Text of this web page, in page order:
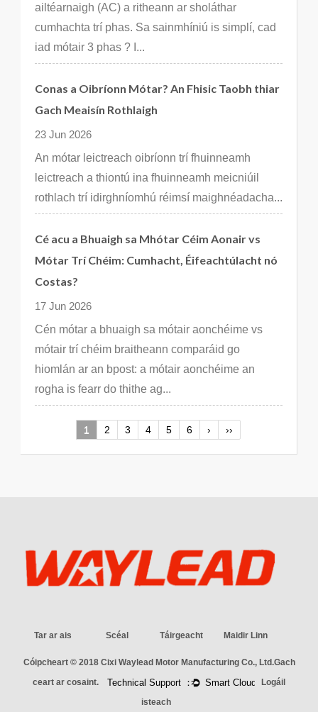
ailtéarnaigh (AC) a ritheann ar sholáthar
cumhachta trí phas. Sa sainmhíniú is simplí, cad
iad mótair 3 phas ? I...
Conas a Oibríonn Mótar? An Fhisic Taobh thiar
Gach Meaisín Rothlaigh
23 Jun 2026
An mótar leictreach oibríonn trí fhuinneamh
leictreach a thiontú ina fhuinneamh meicniúil
rothlach trí idirghníomhú réimsí maighnéadacha...
Cé acu a Bhuaigh sa Mhótar Céim Aonair vs
Mótar Trí Chéim: Cumhacht, Éifeachtúlacht nó
Costas?
17 Jun 2026
Cén mótar a bhuaigh sa mótair aonchéime vs
mótair trí chéim braitheann comparáid go
hiomlán ar an bpost: a mótair aonchéime an
rogha is fearr do thithe ag...
1 2 3 4 5 6 › ››
Tar ar ais Scéal Táirgeacht Maidir Linn
Cóipcheart © 2018 Cixi Waylead Motor Manufacturing Co., Ltd.Gach
ceart ar cosaint.
Logáil
isteach